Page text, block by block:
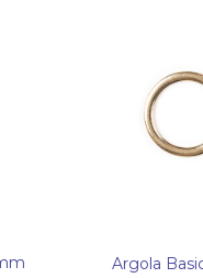
Argola